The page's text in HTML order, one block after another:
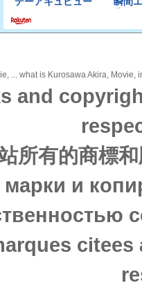
... what is Kurosawa Akira,
and
所有的商標
и